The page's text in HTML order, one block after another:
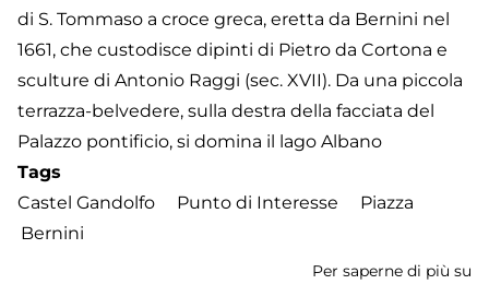
di S. Tommaso a croce greca, eretta da Bernini nel
1661, che custodisce dipinti di Pietro da Cortona e
sculture di Antonio Raggi (sec. XVII). Da una piccola
terrazza-belvedere, sulla destra della facciata del
Palazzo pontificio, si domina il lago Albano
Tags
Castel Gandolfo
Punto di Interesse
Piazza
Bernini
Per saperne di più su